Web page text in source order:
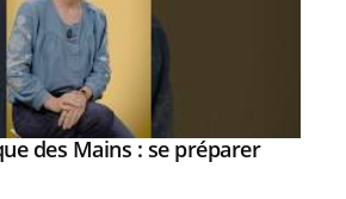
des Mains : se préparer